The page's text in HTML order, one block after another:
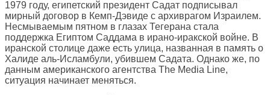
1979 году, египетский президент Садат подписывал
мирный договор в Кемп-Дэвиде с архиврагом Израилем.
Несмываемым пятном в глазах Тегерана стала
поддержка Египтом Саддама в ирано-иракской войне. В
иранской столице даже есть улица, названная в память о
Халиде аль-Исламбули, убившем Садата. Однако же, по
данным американского агентства The Media Line,
ситуация начинает меняться.